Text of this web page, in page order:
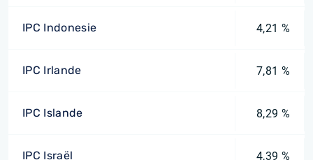
IPC Indonesie 4,21 %
IPC Irlande 7,81 %
IPC Islande 8,29 %
IPC Israël 4,39 %